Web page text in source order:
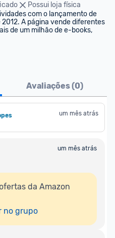
Possui loja física
com o lançamento de
A página vende diferentes
de um milhão de e-books,
Avaliações (0)
um mês atrás
um mês atrás
da Amazon
no grupo